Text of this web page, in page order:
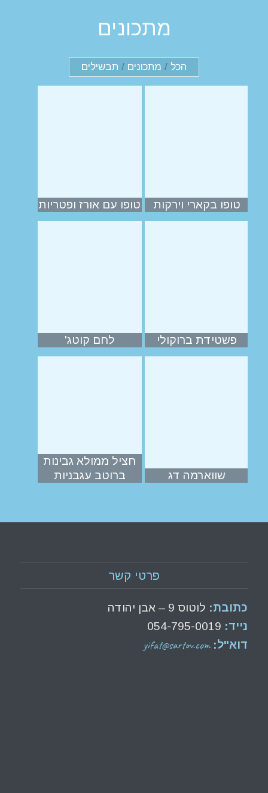
מתכונים
הכל / מתכונים / תבשילים
טופו בקארי וירקות טופו עם אורז ופטריות
פשטידת ברוקולי לחם קוטג'
שווארמה דג
חציל ממולא גבינות
ברוטב עגבניות
פרטי קשר
כתובת: לוטוס 9 – אבן יהודה
נייד: 054-795-0019
דוא"ל:yifat@sartov.com